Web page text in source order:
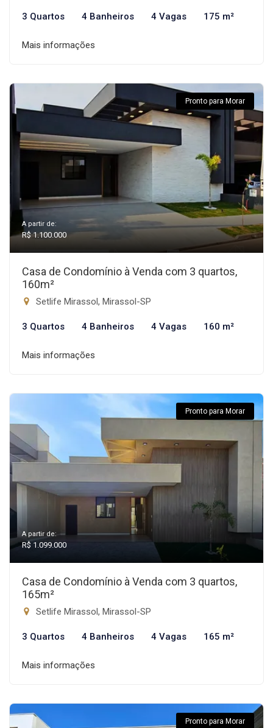
3 Quartos 4 Banheiros 4 Vagas 175 m²
Mais informações
Pronto para Morar
A partir de:
R$ 1.100.000
Casa de Condomínio à Venda com 3 quartos,
160m²
Setlife Mirassol, Mirassol-SP
3 Quartos 4 Banheiros 4 Vagas 160 m²
Mais informações
Pronto para Morar
A partir de:
R$ 1.099.000
Casa de Condomínio à Venda com 3 quartos,
165m²
Setlife Mirassol, Mirassol-SP
3 Quartos 4 Banheiros 4 Vagas 165 m²
Mais informações
Pronto para Morar